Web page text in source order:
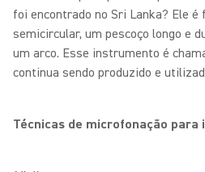
foi encontrado no Sri Lanka? Ele é
semicircular, um pescoço longo e
um arco. Esse instrumento é
continua sendo produzido e
Técnicas de microfonação